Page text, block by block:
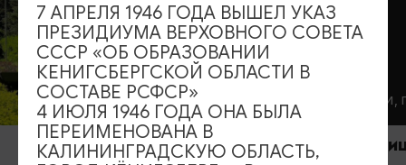
ОТЕЛИ, ГОСТИНИЦЫ
Гостиница и ресторан «Серый
ОТЕЛИ,
Гостиница
7 АПРЕЛЯ 1946 ГОДА ВЫШЕЛ УКАЗ
ПРЕЗИДИУМА ВЕРХОВНОГО СОВЕТА
СССР «ОБ ОБРАЗОВАНИИ
КЕНИГСБЕРГСКОЙ ОБЛАСТИ В
СОСТАВЕ РСФСР»
4 ИЮЛЯ 1946 ГОДА ОНА БЫЛА
ПЕРЕИМЕНОВАНА В
КАЛИНИНГРАДСКУЮ ОБЛАСТЬ,